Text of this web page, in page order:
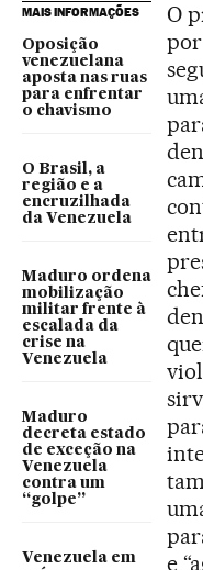
MAIS INFORMAÇÕES
Oposição
venezuelana
aposta nas ruas
para enfrentar
o chavismo
O Brasil, a
região e a
encruzilhada
da Venezuela
Maduro ordena
mobilização
militar frente à
escalada da
crise na
Venezuela
Maduro
decreta estado
de exceção na
Venezuela
contra um
“golpe”
Venezuela em
O
por
e